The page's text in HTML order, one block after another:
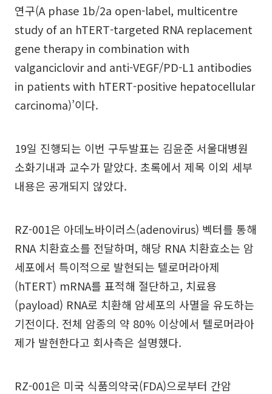
연구(A phase 1b/2a open-label, multicentre
study of an hTERT-targeted RNA replacement
gene therapy in combination with
valganciclovir and anti-VEGF/PD-L1 antibodies
in patients with hTERT-positive hepatocellular
carcinoma)’이다.
19일 진행되는 이번 구두발표는 김윤준 서울대병원
소화기내과 교수가 맡았다. 초록에서 제목 이외 세부
내용은 공개되지 않았다.
RZ-001은 아데노바이러스(adenovirus) 벡터를 통해
RNA 치환효소를 전달하며, 해당 RNA 치환효소는 암
세포에서 특이적으로 발현되는 텔로머라아제
(hTERT) mRNA를 표적해 절단하고, 치료용
(payload) RNA로 치환해 암세포의 사멸을 유도하는
기전이다. 전체 암종의 약 80% 이상에서 텔로머라아
제가 발현한다고 회사측은 설명했다.
RZ-001은 미국 식품의약국(FDA)으로부터 간암